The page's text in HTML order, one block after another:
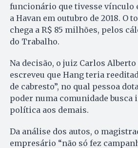
funcionário que tivesse vínculo
a Havan em outubro de 2018. O
chega a R$ 85 milhões, pelos
do Trabalho.
Na decisão, o juiz Carlos
escreveu que Hang teria
de cabresto”, no qual pessoa
poder numa comunidade busca
política aos demais.
Da análise dos autos, o
empresário “não só fez